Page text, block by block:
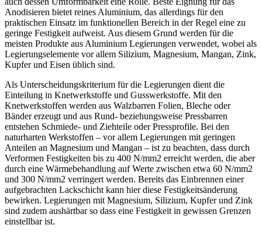
Anodisieren bietet reines Aluminium, das allerdings für den
praktischen Einsatz im funktionellen Bereich in der Regel eine zu
geringe Festigkeit aufweist. Aus diesem Grund werden für die
meisten Produkte aus Aluminium Legierungen verwendet, wobei als
Legierungselemente vor allem Silizium, Magnesium, Mangan, Zink,
Kupfer und ­Eisen üblich sind.
Als Unterscheidungskriterium für die Legierungen dient die
Einteilung in Knetwerkstoffe und Gusswerkstoffe. Mit den
Knetwerkstoffen werden aus Walzbarren Folien, Bleche oder
Bänder erzeugt und aus Rund- beziehungsweise Pressbarren
entstehen Schmiede- und Ziehteile oder Pressprofile. Bei den
naturharten Werkstoffen – vor allem Legierungen mit geringen
Anteilen an Magnesium und Mangan – ist zu beachten, dass durch
Verformen Festigkeiten bis zu 400 N/mm2 erreicht werden, die aber
durch eine Wärmebehandlung auf Werte zwischen etwa 60 N/mm2
und 300 N/mm2 verringert werden. Bereits das Einbrennen einer
aufgebrachten Lackschicht kann hier diese Festigkeitsänderung
bewirken. Legierungen mit Magnesium, Silizium, Kupfer und Zink
sind zudem aushärtbar so dass eine Festigkeit in gewissen Grenzen
einstellbar ist.